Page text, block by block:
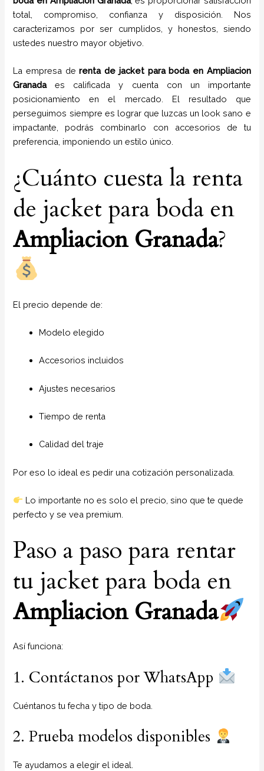
total, compromiso, confianza y disposición. Nos
caracterizamos por ser cumplidos, y honestos, siendo
ustedes nuestro mayor objetivo.
La empresa derenta de jacket para boda en Ampliacion
Granadaes calificada y cuenta con un importante
posicionamiento en el mercado. El resultado que
perseguimos siempre es lograr que luzcas un look sano e
impactante, podrás combinarlo con accesorios de tu
preferencia, imponiendo un estilo único.
¿Cuánto cuesta la renta
de jacket para boda en
Ampliacion Granada?
El precio depende de:
Modelo elegido
Accesorios incluidos
Ajustes necesarios
Tiempo de renta
Calidad del traje
Por eso lo ideal es pedir una cotización personalizada.
Lo importante no es solo el precio, sino que te quede
perfecto y se vea premium.
Paso a paso para rentar
tu jacket para boda en
Ampliacion Granada
Así funciona:
1. Contáctanos por WhatsApp
Cuéntanos tu fecha y tipo de boda.
2. Prueba modelos disponibles
Te ayudamos a elegir el ideal.